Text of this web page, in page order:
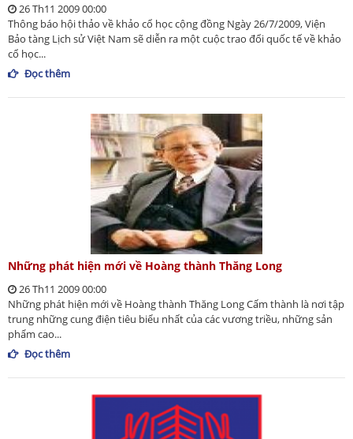
26 Th11 2009 00:00
Thông báo hội thảo về khảo cổ học cộng đồng Ngày 26/7/2009, Viện
Bảo tàng Lịch sử Việt Nam sẽ diễn ra một cuộc trao đổi quốc tế về khảo
cổ học...
Đọc thêm
Những phát hiện mới về Hoàng thành Thăng Long
26 Th11 2009 00:00
Những phát hiện mới về Hoàng thành Thăng Long Cấm thành là nơi tập
trung những cung điện tiêu biểu nhất của các vương triều, những sản
phẩm cao...
Đọc thêm